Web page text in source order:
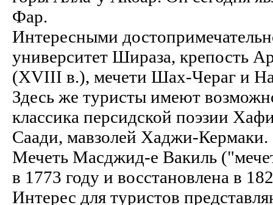
Фар.
Интересными
университет Шираза, крепость
(XVIII в.), мечети Шах-Чераг и
Здесь же туристы имеют
классика персидской поэзии
Саади, мавзолей Хаджи-Кермаки.
Мечеть Масджид-е Вакиль
в 1773 году и восстановлена в
Интерес для туристов